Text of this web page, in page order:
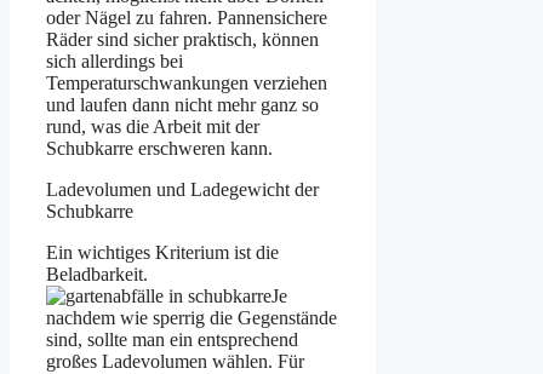
oder Nägel zu fahren. Pannensichere
Räder sind sicher praktisch, können
sich allerdings bei
Temperaturschwankungen verziehen
und laufen dann nicht mehr ganz so
rund, was die Arbeit mit der
Schubkarre erschweren kann.
Ladevolumen und Ladegewicht der
Schubkarre
Ein wichtiges Kriterium ist die
Beladbarkeit.
Je
nachdem wie sperrig die Gegenstände
sind, sollte man ein entsprechend
großes Ladevolumen wählen. Für